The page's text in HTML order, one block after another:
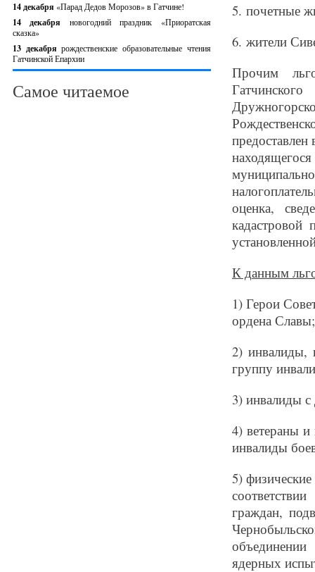
14 декабря «Парад Дедов Морозов» в Гатчине!
14 декабря новогодний праздник «Приоратская
сказка»
13 декабрярождественские образовательные чтения
Гатчинской Епархии
Самое читаемое
5.​ почетные
6.​ жители
Прочим
оценка,
кадастровой
К данным
1) Герои
ордена Славы;
2) инвалиды,
группу
3) инвалиды с
4) ветераны
инвалиды
5)
граждан,
ядерных